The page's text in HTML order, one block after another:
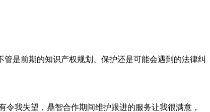
是前期的知识产权规划、保护还是可能会遇到的法律纠
我失望，鼎智合作期间维护跟进的服务让我很满意，